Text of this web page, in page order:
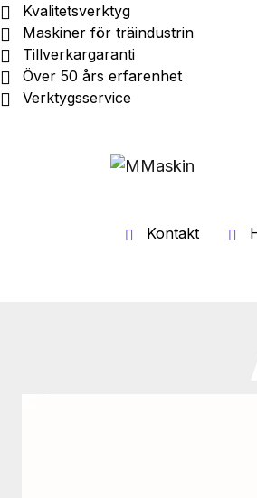
Kvalitetsverktyg
Maskiner för träindustrin
Tillverkargaranti
Över 50 års erfarenhet
Verktygsservice
Kontakt